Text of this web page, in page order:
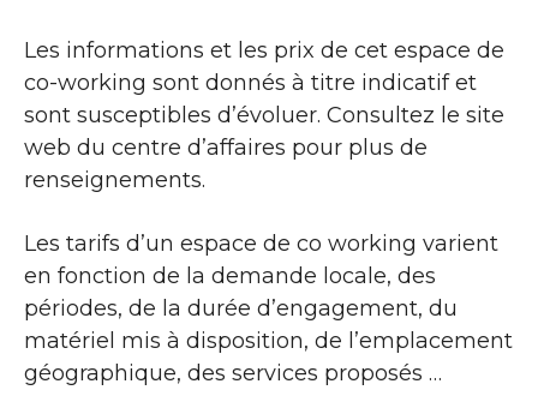
Les informations et les prix de cet espace de
co-working sont donnés à titre indicatif et
sont susceptibles d’évoluer. Consultez le site
web du centre d’affaires pour plus de
renseignements.
Les tarifs d’un espace de co working varient
en fonction de la demande locale, des
périodes, de la durée d’engagement, du
matériel mis à disposition, de l’emplacement
géographique, des services proposés …